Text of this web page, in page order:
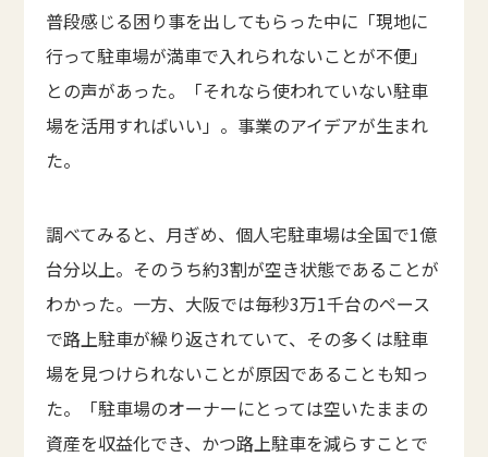
普段感じる困り事を出してもらった中に「現地に
行って駐車場が満車で入れられないことが不便」
との声があった。「それなら使われていない駐車
場を活用すればいい」。事業のアイデアが生まれ
た。
調べてみると、月ぎめ、個人宅駐車場は全国で1億
台分以上。そのうち約3割が空き状態であることが
わかった。一方、大阪では毎秒3万1千台のペース
で路上駐車が繰り返されていて、その多くは駐車
場を見つけられないことが原因であることも知っ
た。「駐車場のオーナーにとっては空いたままの
資産を収益化でき、かつ路上駐車を減らすことで